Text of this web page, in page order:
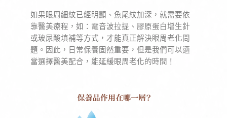
如果眼周細紋已經明顯、魚尾紋加深，就需要依
靠醫美療程，如：電音波拉提、膠原蛋白增生針
或玻尿酸填補等方式，才能真正解決眼周老化問
題。因此，日常保養固然重要，但是我們可以適
當選擇醫美配合，能延緩眼周老化的時間！